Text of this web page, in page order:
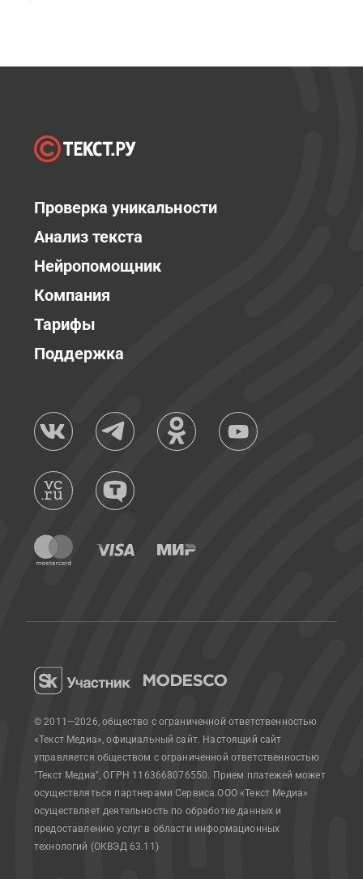
Проверка уникальности
Анализ текста
Нейропомощник
Компания
Тарифы
Поддержка
© 2011—2026, общество с ограниченной ответственностью
«Текст Медиа», официальный сайт. Настоящий сайт
управляется обществом с ограниченной ответственностью
"Текст Медиа", ОГРН 1163668076550. Прием платежей может
осуществляться партнерами Сервиса.ООО «Текст Медиа»
осуществляет деятельность по обработке данных и
предоставлению услуг в области информационных
технологий (ОКВЭД 63.11)